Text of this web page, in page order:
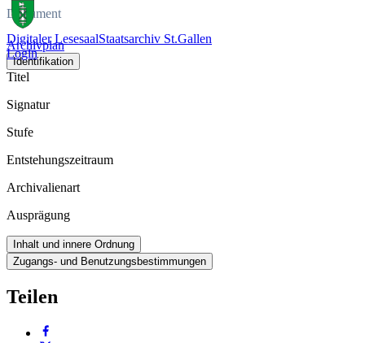
Digitaler LesesaalStaatsarchiv St.Gallen
Login
Dokument
Archivplan
Identifikation
Titel
Signatur
Stufe
Entstehungszeitraum
Archivalienart
Ausprägung
Inhalt und innere Ordnung
Zugangs- und Benutzungsbestimmungen
Teilen